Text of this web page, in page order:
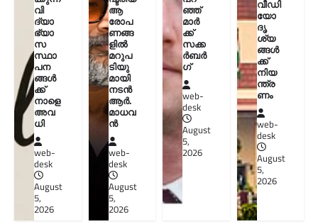
വി
ദ്യാ
ഭ്യാ
സ
സ്ഥാ
പന
ങ്ങൾ
ക്ക്
നാളെ
അവ
ധി
web-
desk
August
5,
2026
ആ
രോപ
ണങ്ങ
ളിൽ
മറുപ
ടിയു
മായി
നടൻ
ആർ.
മാധവ
ൻ
web-
desk
August
5,
2026
ഞ്ഞ്
മാർ
ക്ക്
സക്ക
ർബർ
ഗ്
web-
desk
August
5,
2026
വീഡി
യോ
ദൃ
ശ്യ
ങ്ങൾ
ക്ക്
നിയ
ന്ത്ര
ണം
web-
desk
August
5,
2026